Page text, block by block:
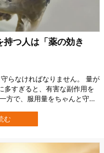
つ人は「薬の効き
らなければなりません。 量が
多すぎると、有害な副作用を
方で、服用量をちゃんと守っ
伝子を受け継いでいるからか
ンスカ研究所（Karolinska
む